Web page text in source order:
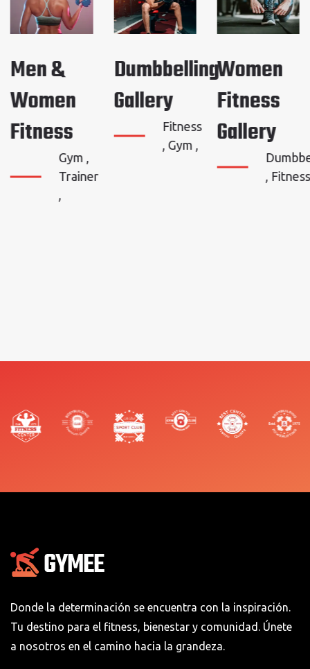
Men &
Women
Fitness
Gym ,
Trainer
,
Dumbbelling
Gallery
Fitness
, Gym ,
Women
Fitness
Gallery
,
Donde la determinación se encuentra con la inspiración.
Tu destino para el fitness, bienestar y comunidad. Únete
a nosotros en el camino hacia la grandeza.